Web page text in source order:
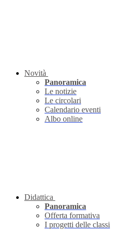
Novità
Panoramica
Le notizie
Le circolari
Calendario eventi
Albo online
Didattica
Panoramica
Offerta formativa
I progetti delle classi